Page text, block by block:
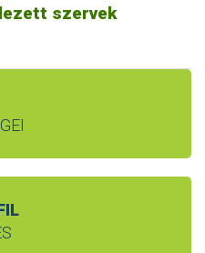
szervek